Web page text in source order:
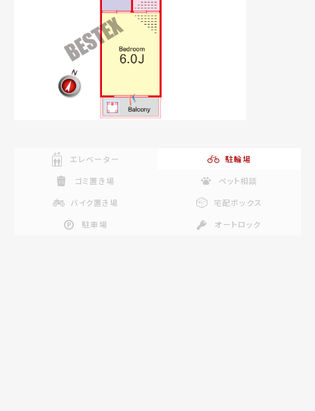
エレベーター
駐輪場
ゴミ置き場
ペット相談
バイク置き場
宅配ボックス
駐車場
オートロック